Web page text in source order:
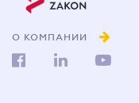
О КОМПАНИИ